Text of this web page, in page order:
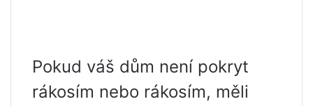
Pokud váš dům není pokryt
rákosím nebo rákosím, měli